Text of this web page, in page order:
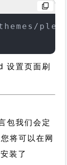
设置页面刷
包我们会定
将可以在网
装了